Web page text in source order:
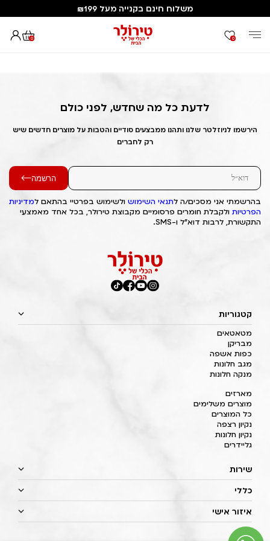
משלוח חינם בקנייה מעל ₪199
0 0
דף הבית Out of Stock Alert 2025/03/23 1742723764
לדעת כל מה שחדש, לפני כולם
הירשמו לניוזלטר שלנו ותהנו ממבצעים סודיים והטבות על מוצרים חדשים שיש
רק לחברים
הרשמה
בהרשמתי אני מסכים/ה לתנאי השימוש ולשימוש בפרטיי בהתאם למדיניות
הפרטיות ולקבלת חומרים פרסומיים מקבוצת טירולר, בכל אחד מאמצעי
התקשורת, לרבות דוא"ל ו-SMS.
קטגוריות
מטאטאים
מבריקן
כפות אשפה
מגב חלונות
מנקה חלונות
מארזים
מוצרים משלימים
כל המוצרים
נקיון רצפה
נקיון חלונות
גליידרים
שירות
כללי
איזור אישי